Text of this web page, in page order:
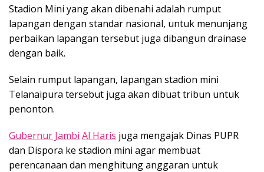
Stadion Mini yang akan dibenahi adalah rumput
lapangan dengan standar nasional, untuk menunjang
perbaikan lapangan tersebut juga dibangun drainase
dengan baik.
Selain rumput lapangan, lapangan stadion mini
Telanaipura tersebut juga akan dibuat tribun untuk
penonton.
Gubernur Jambi Al Haris juga mengajak Dinas PUPR
dan Dispora ke stadion mini agar membuat
perencanaan dan menghitung anggaran untuk